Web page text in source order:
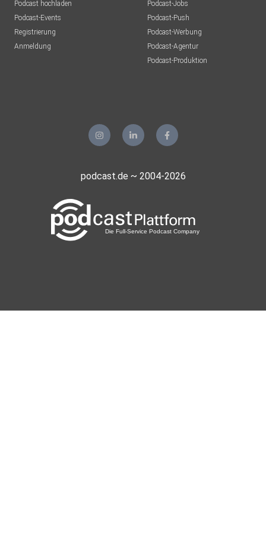
Podcast hochladen
Podcast-Events
Registrierung
Anmeldung
Podcast-Jobs
Podcast-Push
Podcast-Werbung
Podcast-Agentur
Podcast-Produktion
podcast.de ~ 2004-2026